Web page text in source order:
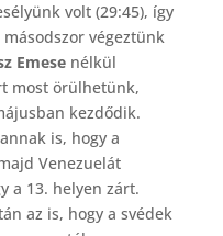
volt (29:45), így
végeztünk
Emesenélkül
most örülhetünk,
kezdődik.
is, hogy a
Venezuelát
a 13. helyen zárt.
az is, hogy a svédek